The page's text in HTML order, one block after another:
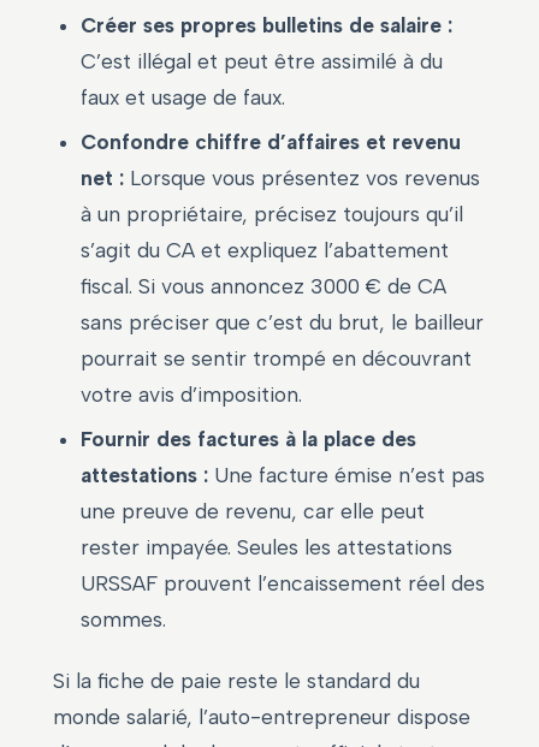
Créer ses propres bulletins de salaire :
C’est illégal et peut être assimilé à du
faux et usage de faux.
Confondre chiffre d’affaires et revenu
net : Lorsque vous présentez vos revenus
à un propriétaire, précisez toujours qu’il
s’agit du CA et expliquez l’abattement
fiscal. Si vous annoncez 3000 € de CA
sans préciser que c’est du brut, le bailleur
pourrait se sentir trompé en découvrant
votre avis d’imposition.
Fournir des factures à la place des
attestations : Une facture émise n’est pas
une preuve de revenu, car elle peut
rester impayée. Seules les attestations
URSSAF prouvent l’encaissement réel des
sommes.
Si la fiche de paie reste le standard du
monde salarié, l’auto-entrepreneur dispose